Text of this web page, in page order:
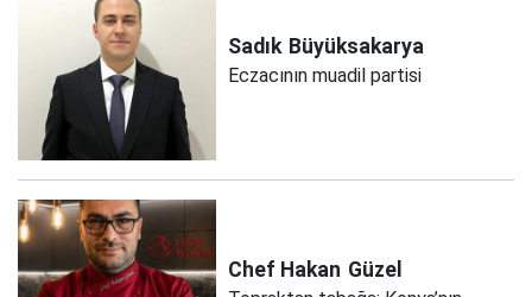
Sadık Büyüksakarya
Eczacının muadil partisi
Chef Hakan Güzel